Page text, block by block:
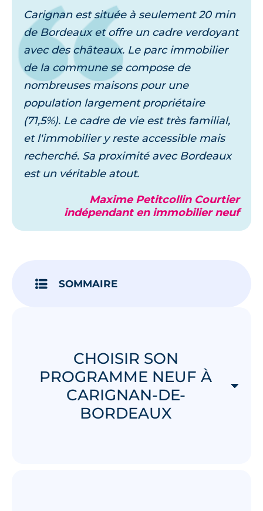
Carignan est située à seulement 20 min
de Bordeaux et offre un cadre verdoyant
avec des châteaux. Le parc immobilier
de la commune se compose de
nombreuses maisons pour une
population largement propriétaire
(71,5%). Le cadre de vie est très familial,
et l'immobilier y reste accessible mais
recherché. Sa proximité avec Bordeaux
est un véritable atout.
Maxime Petitcollin Courtier
indépendant en immobilier neuf
SOMMAIRE
CHOISIR SON
PROGRAMME NEUF À
CARIGNAN-DE-
BORDEAUX